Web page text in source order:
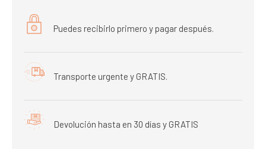
Puedes recibirlo primero y pagar después.
Transporte urgente y GRATIS.
Devolución hasta en 30 días y GRATIS